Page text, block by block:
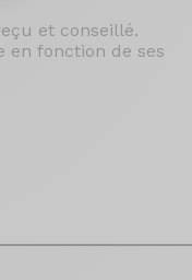
et conseillé.
en fonction de ses